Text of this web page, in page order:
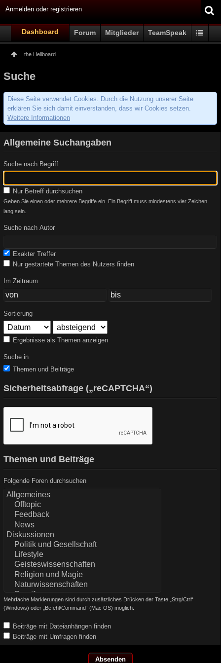
Anmelden oder registrieren
Dashboard Forum Mitglieder TeamSpeak
the Hellboard
Suche
Diese Seite verwendet Cookies. Durch die Nutzung unserer Seite
erklären Sie sich damit einverstanden, dass wir Cookies setzen.
Weitere Informationen
Allgemeine Suchangaben
Suche nach Begriff
Nur Betreff durchsuchen
Geben Sie einen oder mehrere Begriffe ein. Ein Begriff muss mindestens vier Zeichen
lang sein.
Suche nach Autor
Exakter Treffer
Nur gestartete Themen des Nutzers finden
Im Zeitraum
Sortierung
Ergebnisse als Themen anzeigen
Suche in
Themen und Beiträge
Sicherheitsabfrage („reCAPTCHA“)
Themen und Beiträge
Folgende Foren durchsuchen
Mehrfache Markierungen sind durch zusätzliches Drücken der Taste „Strg/Ctrl“
(Windows) oder „Befehl/Command“ (Mac OS) möglich.
Beiträge mit Dateianhängen finden
Beiträge mit Umfragen finden